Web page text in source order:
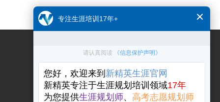
关注公众号